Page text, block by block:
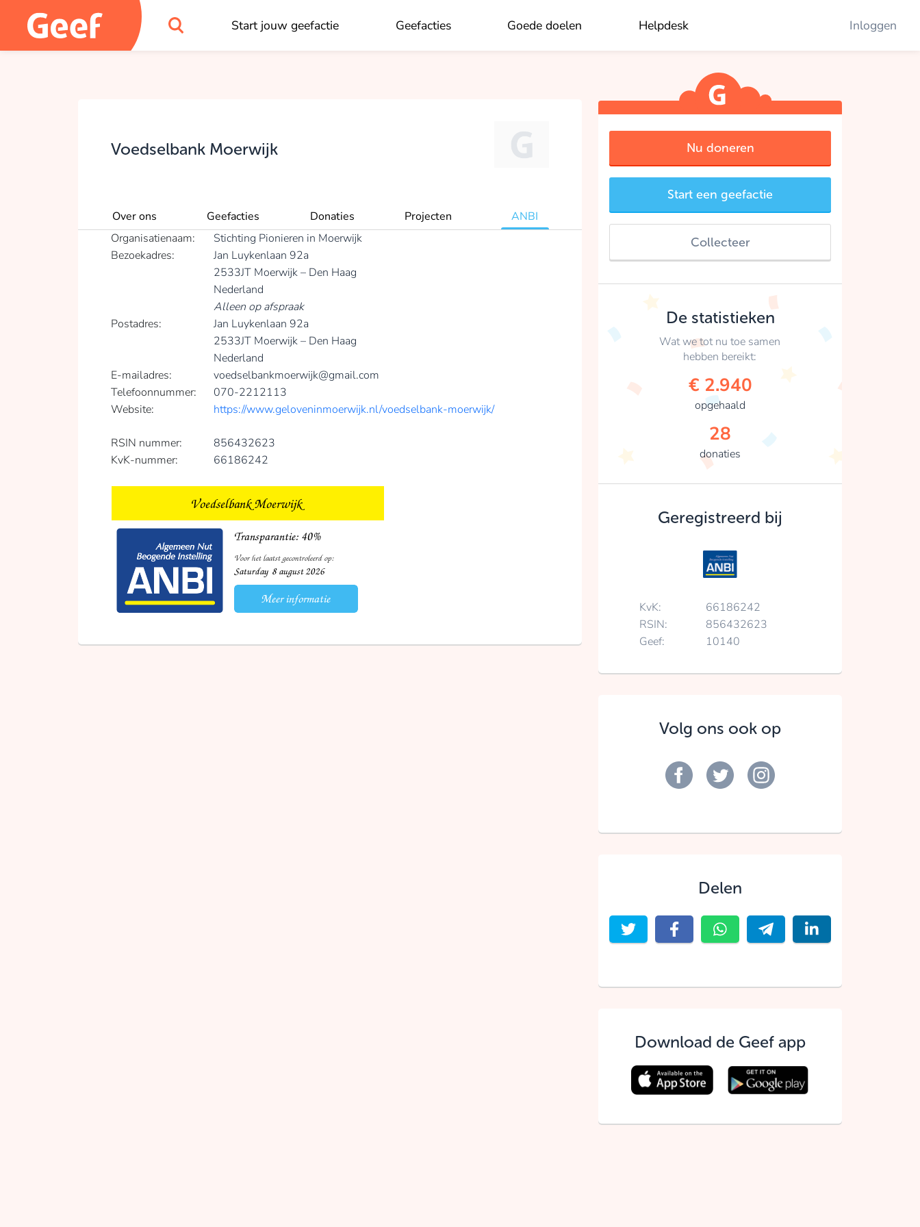
Start jouw geefactie Geefacties Goede doelen Helpdesk Inloggen
Voedselbank Moerwijk
Over ons Geefacties Donaties Projecten
ANBI
Organisatienaam:
Stichting Pionieren in Moerwijk
Bezoekadres:
Jan Luykenlaan 92a
2533JT Moerwijk – Den Haag
Nederland
Alleen op afspraak
Postadres:
Jan Luykenlaan 92a
2533JT Moerwijk – Den Haag
Nederland
E-mailadres:
voedselbankmoerwijk@gmail.com
Telefoonnummer:
070-2212113
Website:
https://www.geloveninmoerwijk.nl/voedselbank-moerwijk/
RSIN nummer:
856432623
KvK-nummer:
66186242
Nu doneren
Start een geefactie
Collecteer
De statistieken
Wat we tot nu toe samen
hebben bereikt:
€ 2.940
opgehaald
28
donaties
Geregistreerd bij
KvK:
66186242
RSIN:
856432623
Geef:
10140
Volg ons ook op
Delen
Download de Geef app